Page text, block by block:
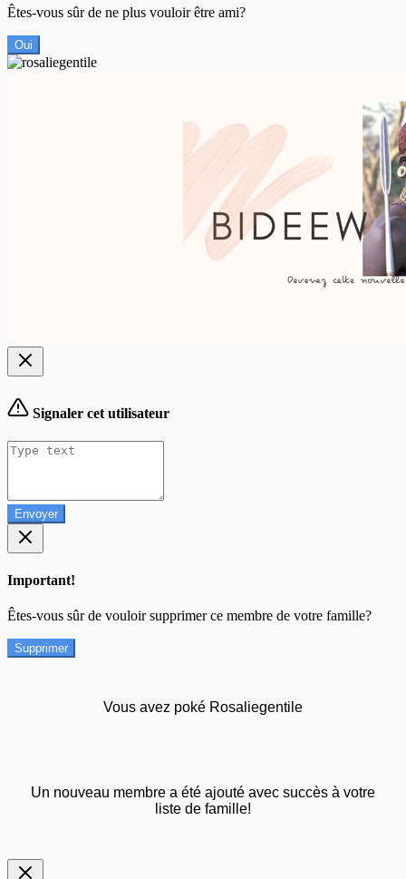
Êtes-vous sûr de ne plus vouloir être ami?
Oui
Signaler cet utilisateur
Envoyer
Important!
Êtes-vous sûr de vouloir supprimer ce membre de votre famille?
Supprimer
Vous avez poké Rosaliegentile
Un nouveau membre a été ajouté avec succès à votre
liste de famille!